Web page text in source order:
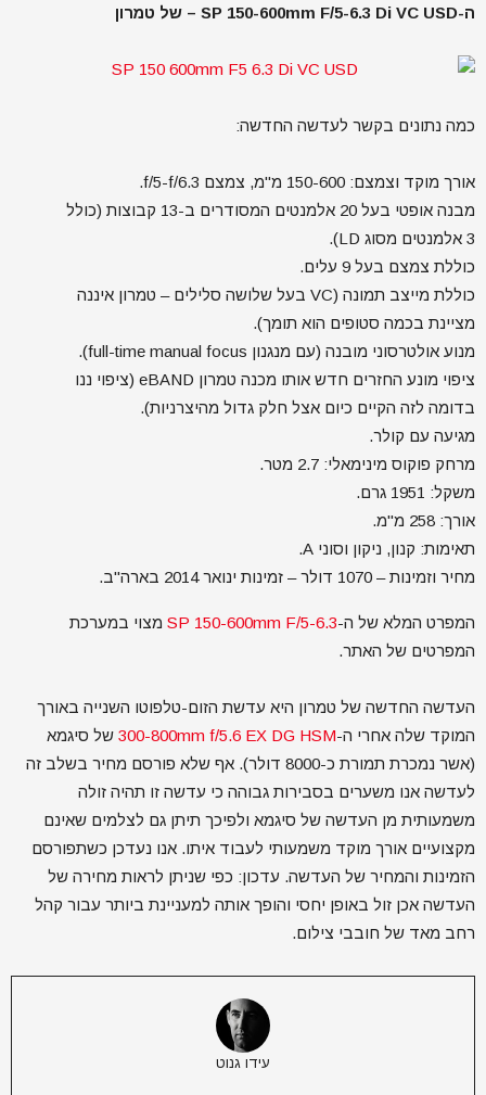
ה-SP 150-600mm F/5-6.3 Di VC USD – של טמרון
כמה נתונים בקשר לעדשה החדשה:
אורך מוקד וצמצם: 150-600 מ"מ, צמצם f/5-f/6.3.
מבנה אופטי בעל 20 אלמנטים המסודרים ב-13 קבוצות (כולל
3 אלמנטים מסוג LD).
כוללת צמצם בעל 9 עלים.
כוללת מייצב תמונה (VC בעל שלושה סלילים – טמרון איננה
מציינת בכמה סטופים הוא תומך).
מנוע אולטרסוני מובנה (עם מנגנון full-time manual focus).
ציפוי מונע החזרים חדש אותו מכנה טמרון eBAND (ציפוי ננו
בדומה לזה הקיים כיום אצל חלק גדול מהיצרניות).
מגיעה עם קולר.
מרחק פוקוס מינימאלי: 2.7 מטר.
משקל: 1951 גרם.
אורך: 258 מ"מ.
תאימות: קנון, ניקון וסוני A.
מחיר וזמינות – 1070 דולר – זמינות ינואר 2014 בארה"ב.
המפרט המלא של ה-SP 150-600mm F/5-6.3 מצוי במערכת
המפרטים של האתר.
העדשה החדשה של טמרון היא עדשת הזום-טלפוטו השנייה באורך
המוקד שלה אחרי ה-300-800mm f/5.6 EX DG HSM של סיגמא
(אשר נמכרת תמורת כ-8000 דולר). אף שלא פורסם מחיר בשלב זה
לעדשה אנו משערים בסבירות גבוהה כי עדשה זו תהיה זולה
משמעותית מן העדשה של סיגמא ולפיכך תיתן גם לצלמים שאינם
מקצועיים אורך מוקד משמעותי לעבוד איתו. אנו נעדכן כשתפורסם
הזמינות והמחיר של העדשה. עדכון: כפי שניתן לראות מחירה של
העדשה אכן זול באופן יחסי והופך אותה למעניינת ביותר עבור קהל
רחב מאד של חובבי צילום.
עידו גנוט